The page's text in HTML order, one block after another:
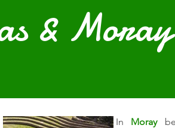
& Moray
In Moray